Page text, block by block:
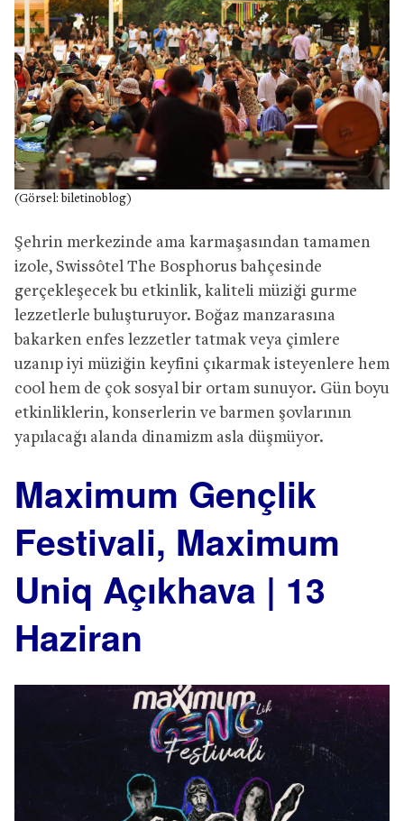
(Görsel: biletinoblog)
Şehrin merkezinde ama karmaşasından tamamen
izole, Swissôtel The Bosphorus bahçesinde
gerçekleşecek bu etkinlik, kaliteli müziği gurme
lezzetlerle buluşturuyor. Boğaz manzarasına
bakarken enfes lezzetler tatmak veya çimlere
uzanıp iyi müziğin keyfini çıkarmak isteyenlere hem
cool hem de çok sosyal bir ortam sunuyor. Gün boyu
etkinliklerin, konserlerin ve barmen şovlarının
yapılacağı alanda dinamizm asla düşmüyor.
Maximum Gençlik
Festivali, Maximum
Uniq Açıkhava | 13
Haziran